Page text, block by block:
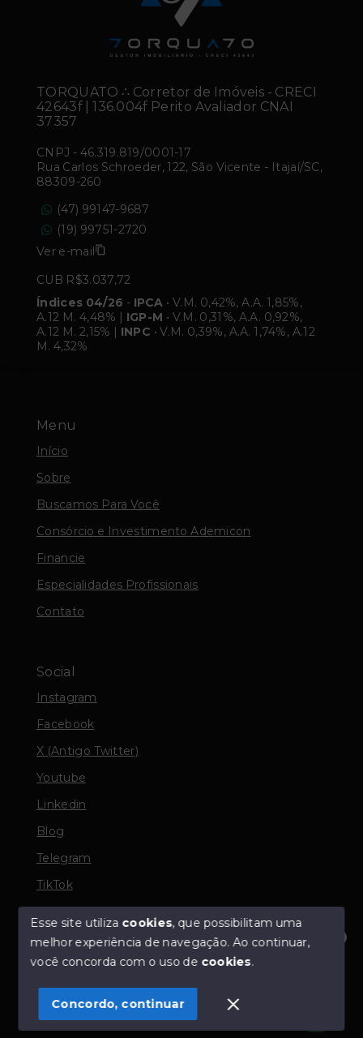
Olá! Estamos disponíveis para te ajudar.
Menu
Início
Sobre
Buscamos Para Você
Consórcio e Investimento Ademicon
Financie
Especialidades Profissionais
Contato
Social
Instagram
Facebook
X (Antigo Twitter)
Youtube
Linkedin
Blog
Telegram
TikTok
© Copyright 2026 - TORQUATO ∴ Corretor de Imóveis
- CRECI 42643f | 136.004f Perito Avaliador CNAI 37357
SITE PARA IMOBILIARIA
TORQUATO ∴ Corretor de Imóveis - CRECI
42643f | 136.004f Perito Avaliador CNAI
37357
CNPJ - 46.319.819/0001-17
Rua Carlos Schroeder, 122, São Vicente - Itajaí/SC,
88309-260
(47) 99147-9687
(19) 99751-2720
Ver e-mail
CUB R$3.037,72
Índices 04/26 - IPCA • V.M. 0,42%, A.A. 1,85%,
A.12 M. 4,48% | IGP-M • V.M. 0,31%, A.A. 0,92%,
A.12 M. 2,15% | INPC • V.M. 0,39%, A.A. 1,74%, A.12
M. 4,32%
Esse site utiliza cookies, que possibilitam uma
melhor experiência de navegação.Ao continuar,
você concorda com o uso de cookies.
Concordo, continuar